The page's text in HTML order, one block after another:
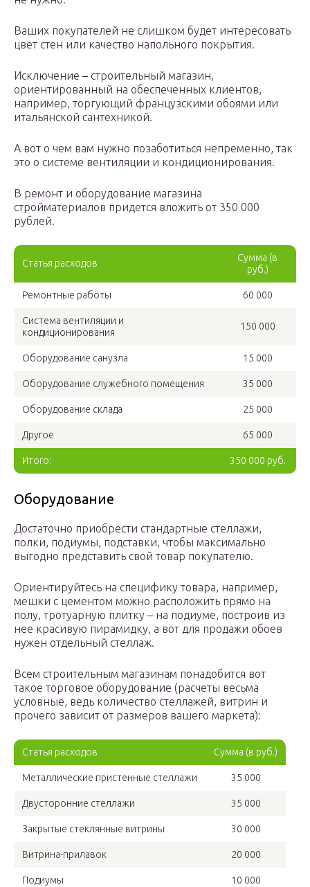
Ваших покупателей не слишком будет интересовать
цвет стен или качество напольного покрытия.
Исключение – строительный магазин,
ориентированный на обеспеченных клиентов,
например, торгующий французскими обоями или
итальянской сантехникой.
А вот о чем вам нужно позаботиться непременно, так
это о системе вентиляции и кондиционирования.
В ремонт и оборудование магазина
стройматериалов придется вложить от 350 000
рублей.
Статья расходов
Сумма (в
руб.)
Итого: 350 000 руб.
Ремонтные работы 60 000
Система вентиляции и
кондиционирования
150 000
Оборудование санузла 15 000
Оборудование служебного помещения 35 000
Оборудование склада 25 000
Другое 65 000
Оборудование
Достаточно приобрести стандартные стеллажи,
полки, подиумы, подставки, чтобы максимально
выгодно представить свой товар покупателю.
Ориентируйтесь на специфику товара, например,
мешки с цементом можно расположить прямо на
полу, тротуарную плитку – на подиуме, построив из
нее красивую пирамидку, а вот для продажи обоев
нужен отдельный стеллаж.
Всем строительным магазинам понадобится вот
такое торговое оборудование (расчеты весьма
условные, ведь количество стеллажей, витрин и
прочего зависит от размеров вашего маркета):
Статья расходов Сумма (в руб.)
Металлические пристенные стеллажи 35 000
Двусторонние стеллажи 35 000
Закрытые стеклянные витрины 30 000
Витрина-прилавок 20 000
Подиумы 10 000